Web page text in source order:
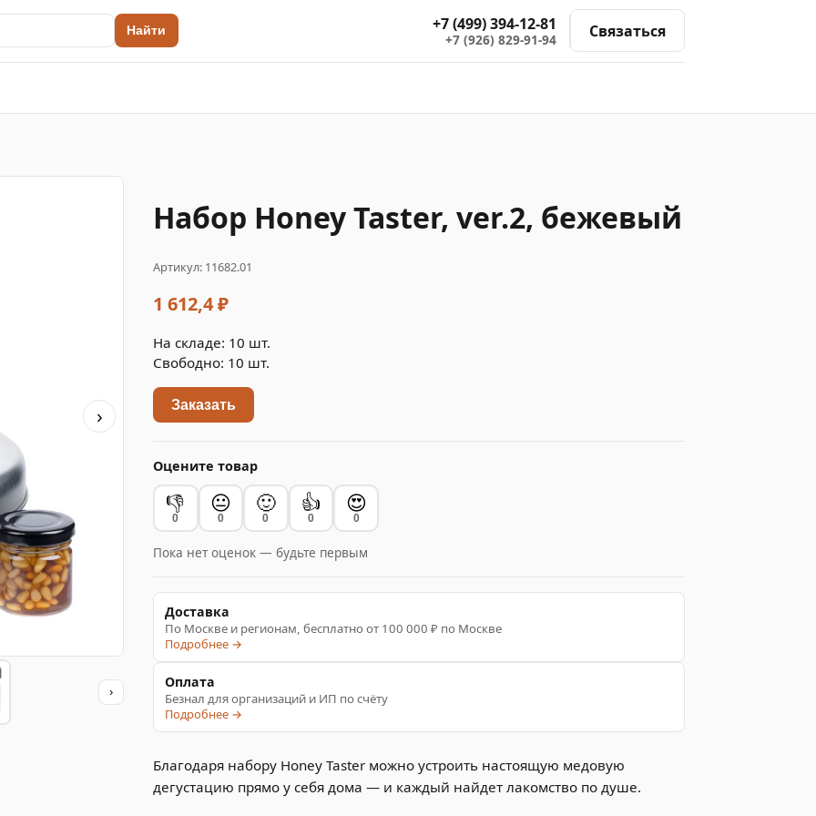
Найти +7 (499) 394-12-81
+7 (926) 829-91-94 Связаться
›
›
Набор Honey Taster, ver.2, бежевый
Артикул: 11682.01
1 612,4 ₽
На складе: 10 шт.
Свободно: 10 шт.
Заказать
Оцените товар
👎
0
😐
0
🙂
0
👍
0
😍
0
Пока нет оценок — будьте первым
Доставка
По Москве и регионам, бесплатно от 100 000 ₽ по Москве
Подробнее →
Оплата
Безнал для организаций и ИП по счёту
Подробнее →
Благодаря набору Honey Taster можно устроить настоящую медовую
дегустацию прямо у себя дома — и каждый найдет лакомство по душе.